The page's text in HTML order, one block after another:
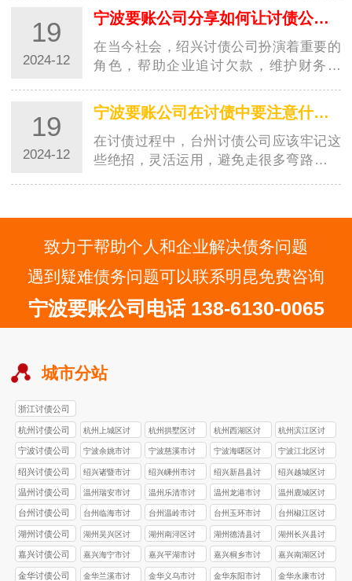
好地管理…
19
2024-12
宁波要账公司分享如何让讨债公司科学讨债方法！
在当今社会，绍兴讨债公司扮演着重要的
角色，帮助企业追讨欠款，维护财务平
至关重要的…
19
2024-12
宁波要账公司在讨债中要注意什么？知道这六种绝招少走很多弯路！
在讨债过程中，台州讨债公司应该牢记这
些绝招，灵活运用，避免走很多弯路。只
致力于帮助个人和企业解决债务问题
遇到疑难债务问题可以联系明昆免费咨询
宁波要账公司电话 138-6130-0065
城市分站
浙江讨债公司
杭州讨债公司
杭州上城区讨
债公司
杭州拱墅区讨
债公司
杭州西湖区讨
债公司
杭州滨江区讨
债公司
宁波讨债公司
宁波余姚市讨
债公司
宁波慈溪市讨
债公司
宁波海曙区讨
债公司
宁波江北区讨
债公司
绍兴讨债公司
绍兴诸暨市讨
债公司
绍兴嵊州市讨
债公司
绍兴新昌县讨
债公司
绍兴越城区讨
债公司
温州讨债公司
温州瑞安市讨
债公司
温州乐清市讨
债公司
温州龙港市讨
债公司
温州鹿城区讨
债公司
台州讨债公司
台州‌临海市讨
债公司
台州‌温岭市讨
债公司
台州玉环市讨
债公司
台州椒江区讨
债公司
湖州讨债公司
湖州吴兴区讨
债公司
湖州南浔区讨
债公司
湖州德清县讨
债公司
湖州长兴县讨
债公司
嘉兴讨债公司
嘉兴海宁市讨
债公司
嘉兴平湖市讨
债公司
嘉兴桐乡市讨
债公司
嘉兴南湖区讨
债公司
金华讨债公司
金华兰溪市讨
金华义乌市讨
金华东阳市讨
金华永康市讨